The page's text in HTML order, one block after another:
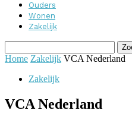
Ouders
Wonen
Zakelijk
Home Zakelijk VCA Nederland
Zakelijk
VCA Nederland